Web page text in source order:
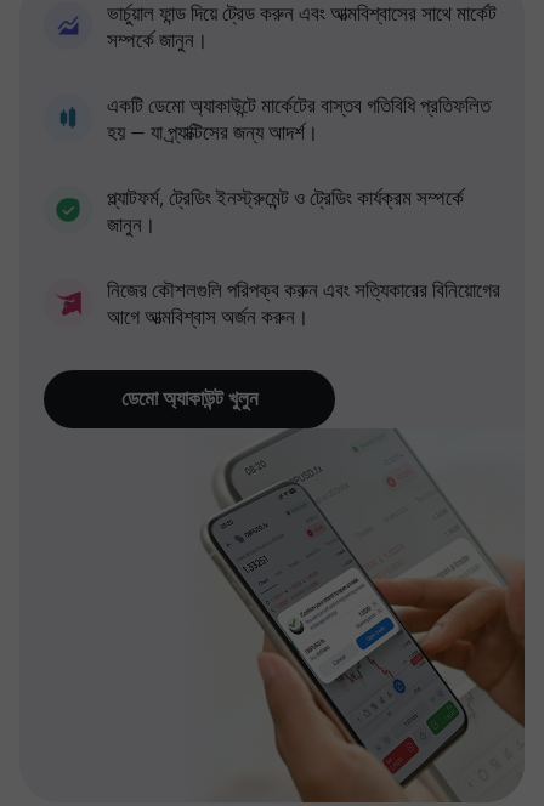
ভার্চুয়াল ফান্ড দিয়ে ট্রেড করুন এবং আত্মবিশ্বাসের সাথে মার্কেট
সম্পর্কে জানুন।
একটি ডেমো অ্যাকাউন্টে মার্কেটের বাস্তব গতিবিধি প্রতিফলিত
হয় — যা প্র্যাক্টিসের জন্য আদর্শ।
প্ল্যাটফর্ম, ট্রেডিং ইনস্ট্রুমেন্ট ও ট্রেডিং কার্যক্রম সম্পর্কে
জানুন।
নিজের কৌশলগুলি পরিপক্ব করুন এবং সত্যিকারের বিনিয়োগের
আগে আত্মবিশ্বাস অর্জন করুন।
ডেমো অ্যাকাউন্ট খুলুন